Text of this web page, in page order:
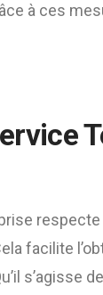
à ces
facilite
s’agisse de